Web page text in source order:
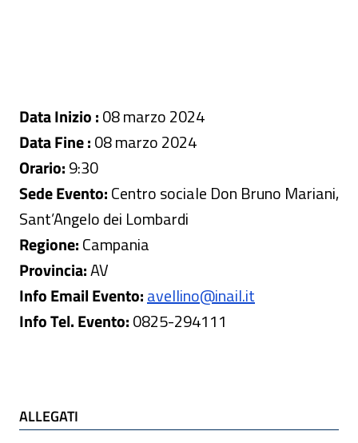
Data Inizio :08 marzo 2024
Data Fine :08 marzo 2024
Orario:9:30
Sede Evento:Centro sociale Don Bruno Mariani,
Sant’Angelo dei Lombardi
Regione:Campania
Provincia:AV
Info Email Evento:avellino@inail.it
Info Tel. Evento:0825-294111
ALLEGATI
ALLEGATI